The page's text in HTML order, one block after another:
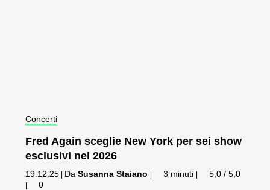
Concerti
Fred Again sceglie New York per sei show
esclusivi nel 2026
19.12.25 | DaSusanna Staiano | 3 minuti | 5,0 / 5,0
| 0